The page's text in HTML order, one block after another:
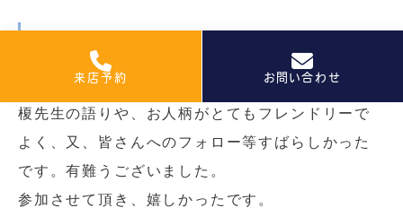
来店予約 お問い合わせ
2025.02.25
榎先生の語りや、お人柄がとてもフレンドリーで
よく、又、皆さんへのフォロー等すばらしかった
です。有難うございました。
参加させて頂き、嬉しかったです。